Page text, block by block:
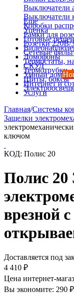
Выключатели
Выключатели
Коробки
Рамки для
Розетки 220В/
Сетевые
Термостаты,
Термотрубки,
Щиты, боксы
Еще
Уценка
Готовые
Домофоны
СКУД
Умный дом
Интернет и
Услуги
Главная/Системы
Защелки
ключом
КОД: Полис 20
Полис 20
врезной
Доставляется под
4 410 ₽
Цена интернет-
Вы экономите: 290 ₽